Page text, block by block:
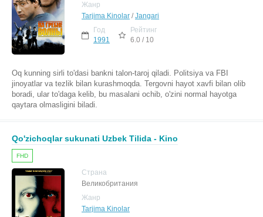
Жанр
Tarjima Kinolar /Jangari
Год
1991
Рейтинг
6.0 / 10
Oq kunning sirli to'dasi bankni talon-taroj qiladi. Politsiya va FBI
jinoyatlar va tezlik bilan kurashmoqda. Tergovni hayot xavfi bilan olib
boradi, ular to'daga kelib, bu masalani ochib, o'zini normal hayotga
qaytara olmasligini biladi.
Qo'zichoqlar sukunati Uzbek Tilida - Kino
FHD
Страна
Великобритания
Жанр
Tarjima Kinolar